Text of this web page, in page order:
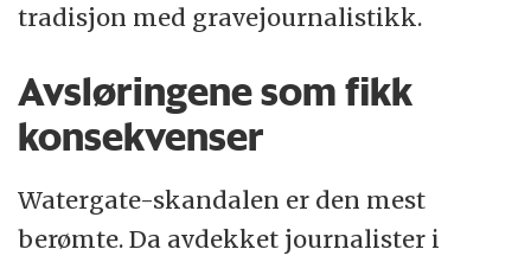
tradisjon med gravejournalistikk.
Avsløringene som fikk
konsekvenser
Watergate-skandalen er den mest
berømte. Da avdekket journalister i